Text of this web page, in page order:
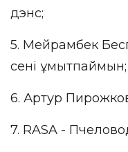
дэнс;
5. Мейрамбек
сені ұмытпаймын;
6. Артур
7. RASA -